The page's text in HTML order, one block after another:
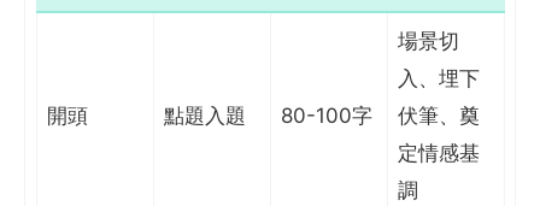
開頭 點題入題 80-100字
場景切
入、埋下
伏筆、奠
定情感基
調